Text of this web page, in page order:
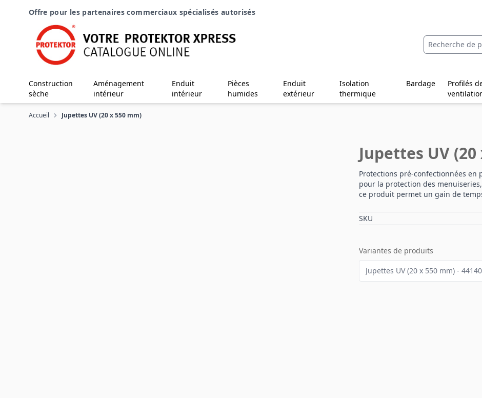
Offre pour les partenaires commerciaux spécialisés autorisés
Construction
sèche
Aménagement
intérieur
Enduit
intérieur
Pièces
humides
Enduit
extérieur
Isolation
thermique
Bardage
Profilés
Accueil Jupettes UV (20 x 550 mm)
Jupettes UV
Protections pré-confectionnées en
pour la protection des
ce produit permet un gain de
SKU
Variantes de produits